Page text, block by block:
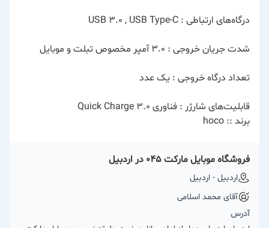
درگاه‌های ارتباطی : USB ۳.۰ , USB Type-C
شدت جریان خروجی : ۳.۰ آمپر مخصوص تبلت و موبایل
تعداد درگاه خروجی : یک عدد
قابلیت‌های شارژر : فناوری Quick Charge ۳.۰
برند :: hoco
فروشگاه موبایل مارکت 045 در اردبیل
اردبیل - اردبیل
آقای محمد اسلامی
آدرس